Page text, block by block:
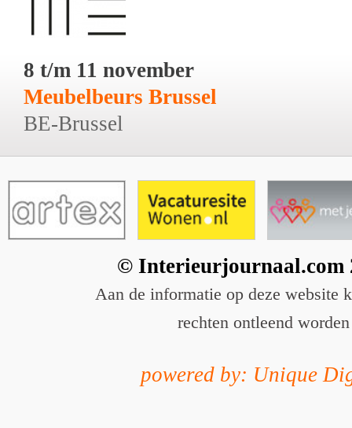
8 t/m 11 november
Meubelbeurs Brussel
BE-Brussel
© Interieurjournaal.com
Aan de informatie op deze website
rechten ontleend worden
powered by: Unique